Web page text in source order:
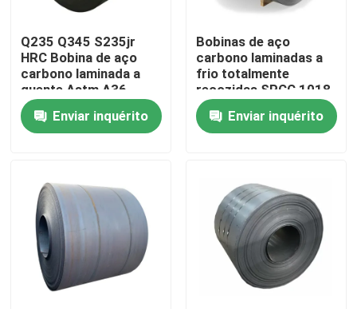
Casa
Produtos
Sobre nós
Excursão da fábrica
Q235 Q345 S235jr
HRC Bobina de aço
carbono laminada a
quente Astm A36
A283 A387
Enviar inquérito
Bobinas de aço
carbono laminadas a
frio totalmente
recozidas SPCC 1018
1020 1045
Enviar inquérito